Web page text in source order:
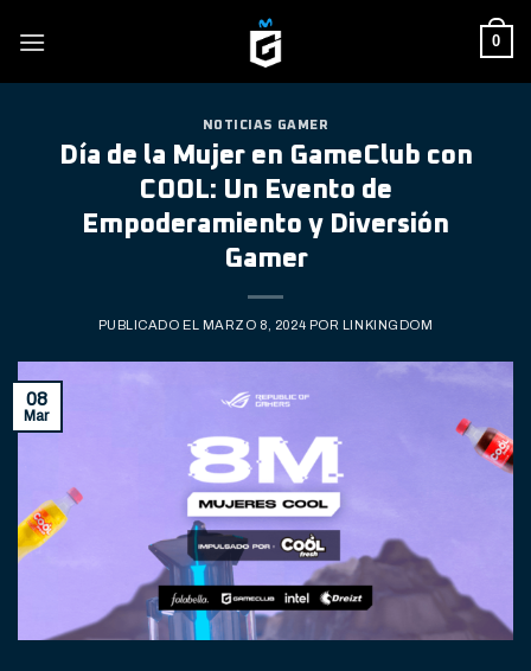
0
NOTICIAS GAMER
Día de la Mujer en GameClub con
COOL: Un Evento de
Empoderamiento y Diversión
Gamer
PUBLICADO EL MARZO 8, 2024 POR LINKINGDOM
08
Mar